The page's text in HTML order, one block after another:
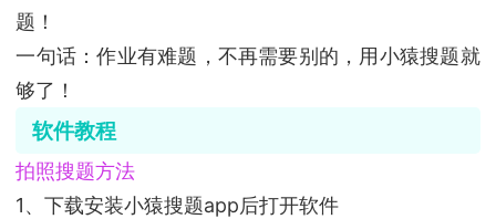
题！
一句话：作业有难题，不再需要别的，用小猿搜题就
够了！
软件教程
拍照搜题方法
1、下载安装小猿搜题app后打开软件